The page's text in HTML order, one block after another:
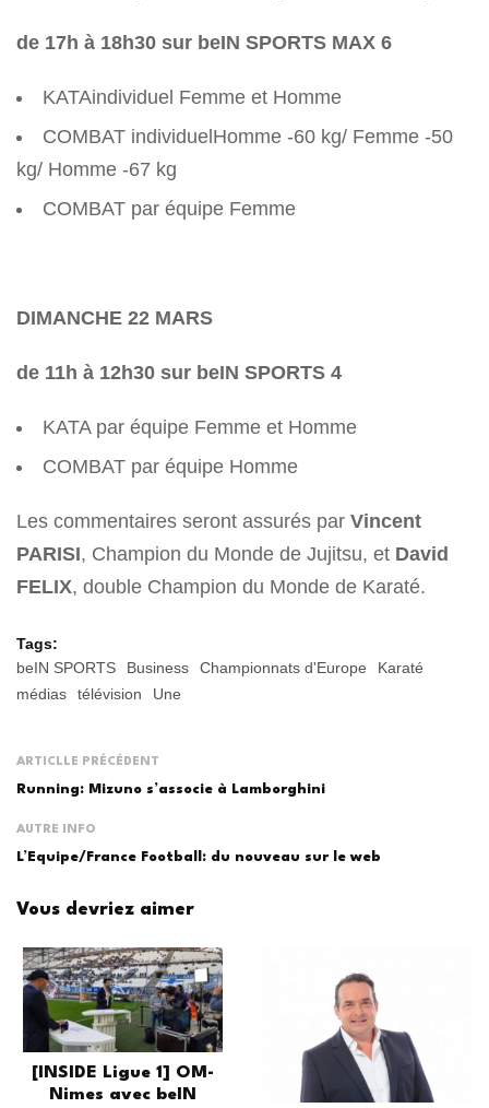
de 17h à 18h30 sur beIN SPORTS MAX 6
KATAindividuel Femme et Homme
COMBAT individuelHomme -60 kg/ Femme -50
kg/ Homme -67 kg
COMBAT par équipe Femme
DIMANCHE 22 MARS
de 11h à 12h30 sur beIN SPORTS 4
KATA par équipe Femme et Homme
COMBAT par équipe Homme
Les commentaires seront assurés par Vincent
PARISI, Champion du Monde de Jujitsu, et David
FELIX, double Champion du Monde de Karaté.
Tags:
beIN SPORTS
Business Championnats d'Europe
Karaté
médias
télévision Une
ARTICLLE PRÉCÉDENT
Running: Mizuno s’associe à Lamborghini
AUTRE INFO
L’Equipe/France Football: du nouveau sur le web
Vous devriez aimer
[INSIDE Ligue 1] OM-
Nimes avec beIN